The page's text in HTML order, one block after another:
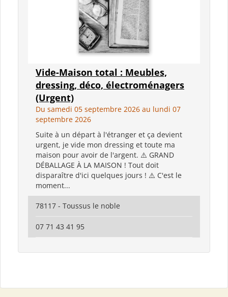
Vide-Maison total : Meubles,
dressing, déco, électroménagers
(Urgent)
Du samedi 05 septembre 2026 au lundi 07
septembre 2026
Suite à un départ à l'étranger et ça devient
urgent, je vide mon dressing et toute ma
maison pour avoir de l'argent. ⚠️ GRAND
DÉBALLAGE À LA MAISON ! Tout doit
disparaître d'ici quelques jours ! ⚠️ C'est le
moment...
78117 - Toussus le noble
07 71 43 41 95